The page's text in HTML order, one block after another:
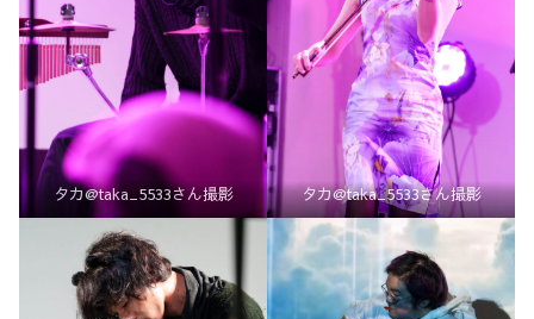
タカ@taka_5533さん撮影 タカ@taka_5533さん撮影